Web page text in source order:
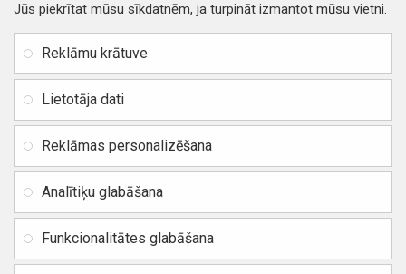
Kontakti
Distances līgums
Privātuma politika
Preču un naudas atgriešana
Piegādes un apmaksa
Vietnes karte
Rekvizīti
Jur. adrese: Zasulauka iela
Reģ. Nr. 40103717618,
BIC / SWIFT: HABALV22
TEl.: +371 20219155
E-pasts:info@mobipart.eu
Jūs piekrītat mūsu sīkdatnēm, ja turpināt izmantot mūsu vietni.
Reklāmu krātuve
Lietotāja dati
Reklāmas personalizēšana
Analītiķu glabāšana
Funkcionalitātes glabāšana